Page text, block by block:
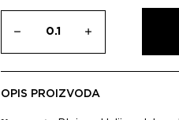
OPIS PROIZVODA